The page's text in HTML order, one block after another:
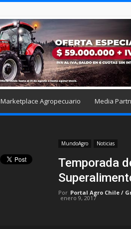
Marketplace Agropecuario Media
MundoAgro Noticias
Temporada
Por Portal Agro Chile /
enero 9, 2017